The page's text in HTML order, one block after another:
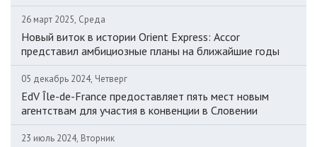
26 март 2025, Среда
Новый виток в истории Orient Express: Accor
представил амбициозные планы на ближайшие годы
05 декабрь 2024, Четверг
EdV Île-de-France предоставляет пять мест новым
агентствам для участия в конвенции в Словении
23 июль 2024, Вторник